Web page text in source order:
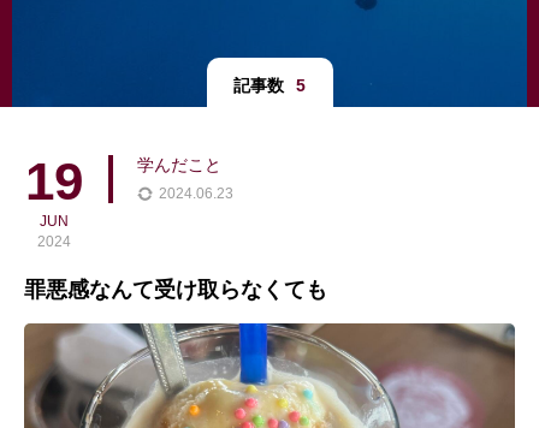
記事数 5
19
JUN
2024
学んだこと
2024.06.23
罪悪感なんて受け取らなくても